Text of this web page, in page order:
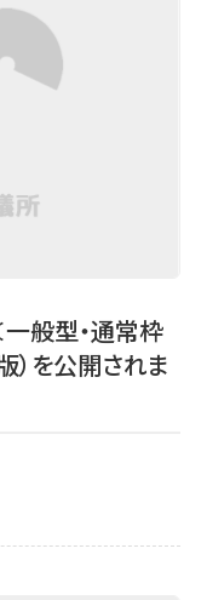
般型・通常枠
）を公開されま